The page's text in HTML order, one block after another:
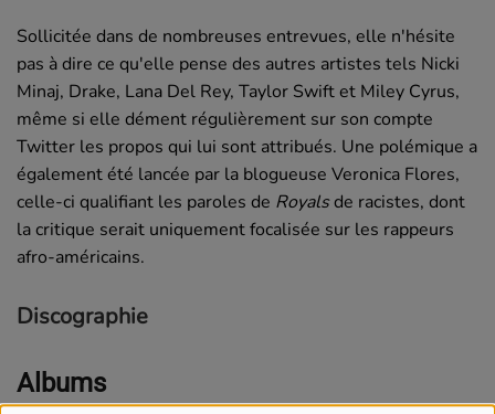
Sollicitée dans de nombreuses entrevues, elle n'hésite
pas à dire ce qu'elle pense des autres artistes tels Nicki
Minaj, Drake, Lana Del Rey, Taylor Swift et Miley Cyrus,
même si elle dément régulièrement sur son compte
Twitter les propos qui lui sont attribués. Une polémique a
également été lancée par la blogueuse Veronica Flores,
celle-ci qualifiant les paroles de Royalsde racistes, dont
la critique serait uniquement focalisée sur les rappeurs
afro-américains.
Discographie
Albums